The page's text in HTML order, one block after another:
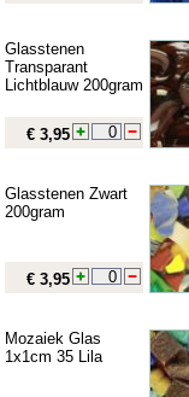
Glasstenen
Transparant
Lichtblauw 200gram
€ 3,95
Glasstenen Zwart
200gram
€ 3,95
Mozaiek Glas
1x1cm 35 Lila